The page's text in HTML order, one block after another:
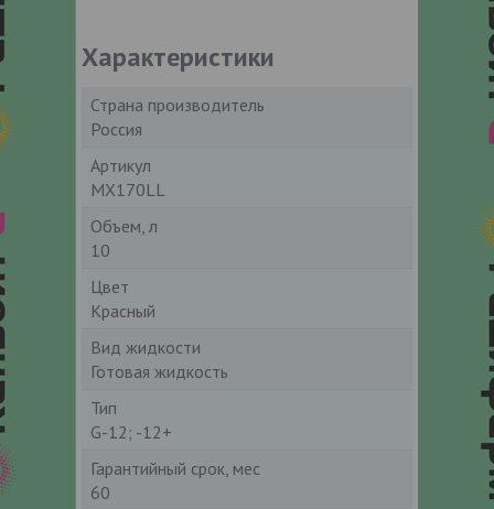
Характеристики
Страна производитель
Россия
Артикул
MX170LL
Объем, л
10
Цвет
Красный
Вид жидкости
Готовая жидкость
Тип
G-12; -12+
Гарантийный срок, мес
60